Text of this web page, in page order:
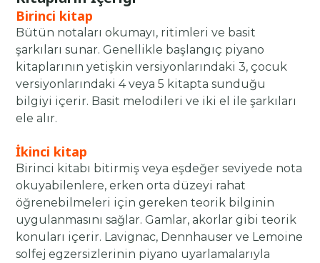
Birinci kitap
Bütün notaları okumayı, ritimleri ve basit
şarkıları sunar. Genellikle başlangıç piyano
kitaplarının yetişkin versiyonlarındaki 3, çocuk
versiyonlarındaki 4 veya 5 kitapta sunduğu
bilgiyi içerir. Basit melodileri ve iki el ile şarkıları
ele alır.
İkinci kitap
Birinci kitabı bitirmiş veya eşdeğer seviyede nota
okuyabilenlere, erken orta düzeyi rahat
öğrenebilmeleri için gereken teorik bilginin
uygulanmasını sağlar. Gamlar, akorlar gibi teorik
konuları içerir. Lavignac, Dennhauser ve Lemoine
solfej egzersizlerinin piyano uyarlamalarıyla